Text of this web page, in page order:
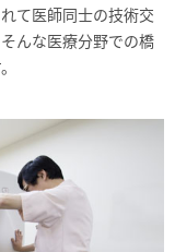
て医師同士の技術交
んな医療分野での橋